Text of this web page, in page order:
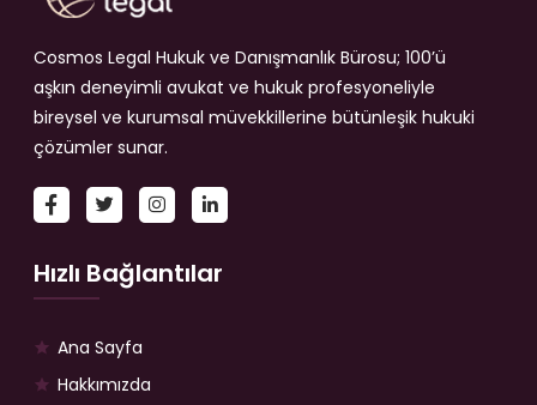
Cosmos Legal Hukuk ve Danışmanlık Bürosu; 100’ü
aşkın deneyimli avukat ve hukuk profesyoneliyle
bireysel ve kurumsal müvekkillerine bütünleşik hukuki
çözümler sunar.
Hızlı Bağlantılar
Ana Sayfa
Hakkımızda